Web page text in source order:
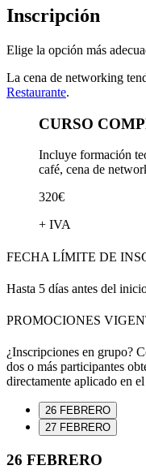
Inscripción
Elige la opción más
La cena de networking
Restaurante.
CURSO
Incluye formación
café, cena de
320€
+ IVA
FECHA LÍMITE DE
Hasta 5 días antes del
PROMOCIONES
¿Inscripciones en grupo?
dos o más participantes
directamente aplicado en
26 FEBRERO
27 FEBRERO
26 FEBRERO